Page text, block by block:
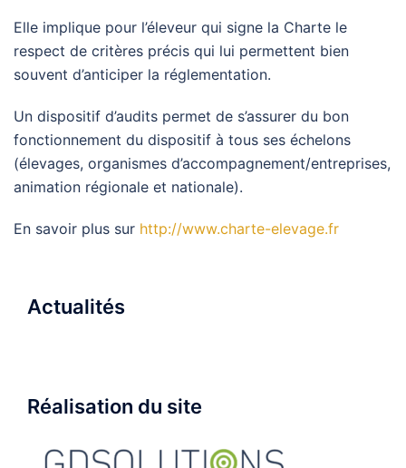
Elle implique pour l’éleveur qui signe la Charte le
respect de critères précis qui lui permettent bien
souvent d’anticiper la réglementation.
Un dispositif d’audits permet de s’assurer du bon
fonctionnement du dispositif à tous ses échelons
(élevages, organismes d’accompagnement/entreprises,
animation régionale et nationale).
En savoir plus sur http://www.charte-elevage.fr
Actualités
Réalisation du site